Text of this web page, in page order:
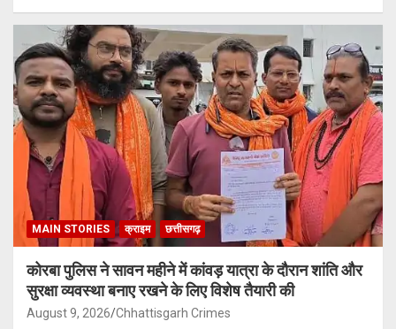
MAIN STORIES क्राइम छत्तीसगढ़
कोरबा पुलिस ने सावन महीने में कांवड़ यात्रा के दौरान शांति और
सुरक्षा व्यवस्था बनाए रखने के लिए विशेष तैयारी की
August 9, 2026 Chhattisgarh Crimes